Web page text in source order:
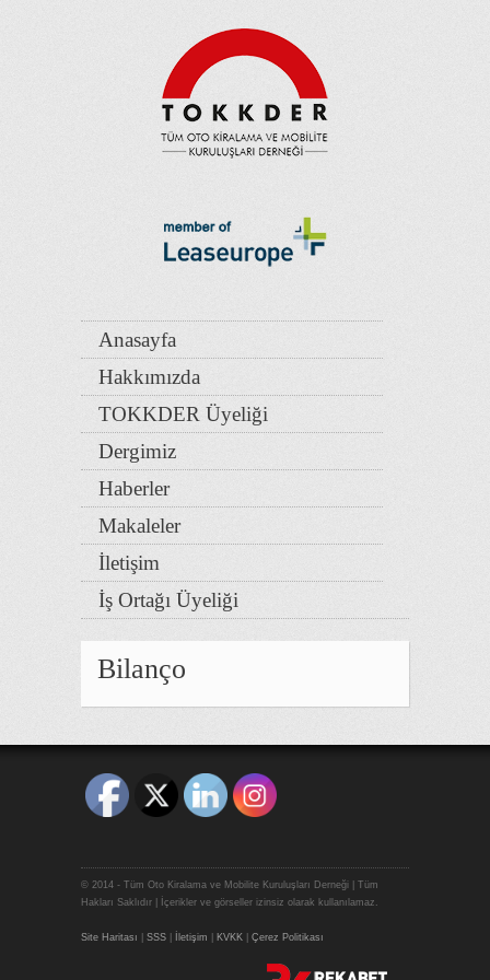
Anasayfa
Hakkımızda
TOKKDER Üyeliği
Dergimiz
Haberler
Makaleler
İletişim
İş Ortağı Üyeliği
Bilanço
© 2014 - Tüm Oto Kiralama ve Mobilite Kuruluşları Derneği | Tüm
Hakları Saklıdır | İçerikler ve görseller izinsiz olarak kullanılamaz.
Site Haritası SSS İletişim KVKK Çerez Politikası